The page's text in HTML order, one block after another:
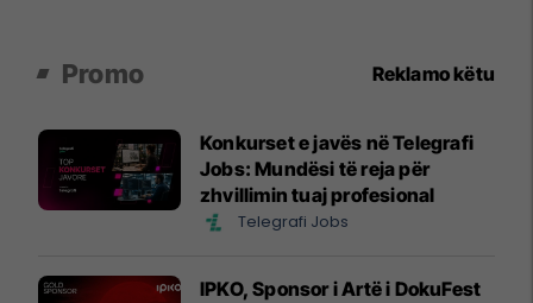
Promo Reklamo këtu
Konkurset e javës në Telegrafi
Jobs: Mundësi të reja për
zhvillimin tuaj profesional
Telegrafi Jobs
IPKO, Sponsor i Artë i DokuFest